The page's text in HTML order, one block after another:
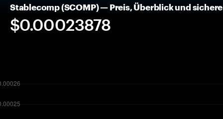
Stablecomp (SCOMP) — Preis, Überblick und
$0.00023878